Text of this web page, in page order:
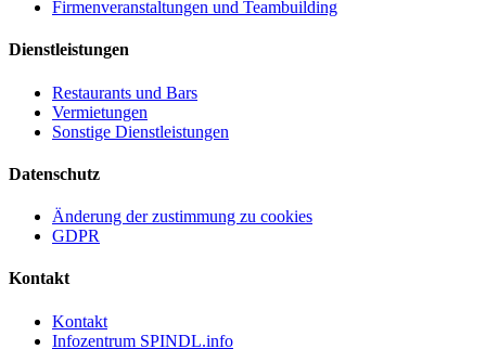
Firmenveranstaltungen und Teambuilding
Dienstleistungen
Restaurants und Bars
Vermietungen
Sonstige Dienstleistungen
Datenschutz
Änderung der zustimmung zu cookies
GDPR
Kontakt
Kontakt
Infozentrum SPINDL.info